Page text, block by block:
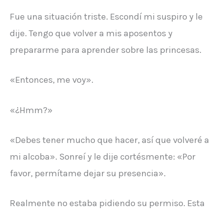
Fue una situación triste. Escondí mi suspiro y le
dije. Tengo que volver a mis aposentos y
prepararme para aprender sobre las princesas.
«Entonces, me voy».
«¿Hmm?»
«Debes tener mucho que hacer, así que volveré a
mi alcoba». Sonreí y le dije cortésmente: «Por
favor, permítame dejar su presencia».
Realmente no estaba pidiendo su permiso. Esta